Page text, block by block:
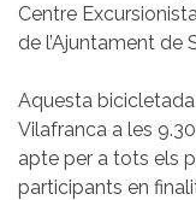
Centre
de l’Ajuntament de
Aquesta
Vilafranca a les
apte per a tots els
participants en